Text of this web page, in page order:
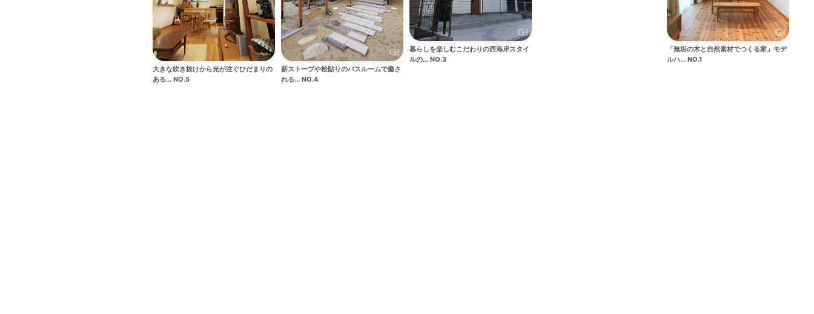
大きな吹き抜けから光が注ぐひだまりの
ある... NO.5
薪ストーブや桧貼りのバスルームで癒さ
れる... NO.4
暮らしを楽しむこだわりの西海岸スタイ
ルの... NO.3
「無垢の木と自然素材でつくる家」モデ
ルハ... NO.1